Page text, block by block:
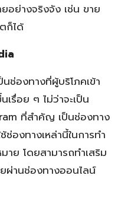
อย่างจริงจัง เช่น ขาย
ก็ได้
ช่องทางที่ผู้บริโภคเข้า
รื่อย ๆ ไม่ว่าจะเป็น
ที่สำคัญ เป็นช่องทาง
องทางเหล่านี้ในการทำ
าย โดยสามารถทำเสริม
ผ่านช่องทางออนไลน์